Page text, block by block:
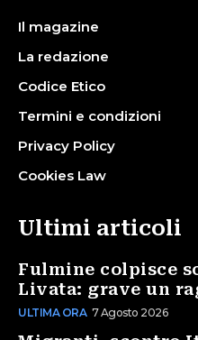
Il magazine
La redazione
Codice Etico
Termini e condizioni
Privacy Policy
Cookies Law
Ultimi articoli
Fulmine colpisce
Livata: grave un
ULTIMA ORA 7 Agosto 2026